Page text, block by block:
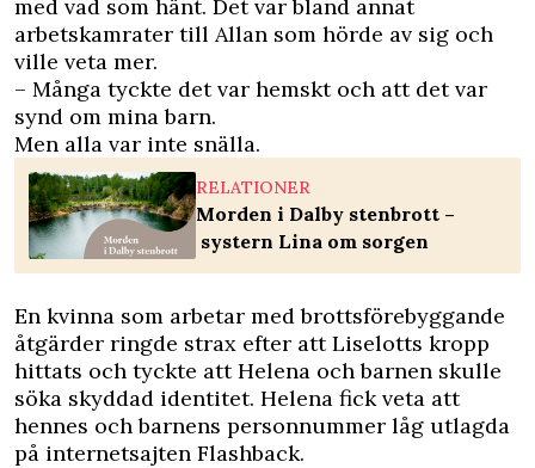
med vad som hänt. Det var bland annat
arbetskamrater till Allan som hörde av sig och
ville veta mer.
– Många tyckte det var hemskt och att det var
synd om mina barn.
Men alla var inte snälla.
RELATIONER
Morden i Dalby stenbrott –
systern Lina om sorgen
En kvinna som arbetar med brottsförebyggande
åtgärder ringde strax efter att Liselotts kropp
hittats och tyckte att ­Helena och barnen skulle
söka skyddad identitet. Helena fick veta att
hennes och barnens personnummer låg utlagda
på internetsajten Flashback.